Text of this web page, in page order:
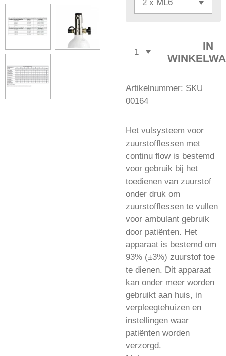
IN
Artikelnummer: SKU
00164
Het vulsysteem voor
zuurstofflessen met
continu flow is bestemd
voor gebruik bij het
toedienen van zuurstof
onder druk om
zuurstofflessen te vullen
voor ambulant gebruik
door patiënten. Het
apparaat is bestemd om
93% (±3%) zuurstof toe
te dienen. Dit apparaat
kan onder meer worden
gebruikt aan huis, in
verpleegtehuizen en
instellingen waar
patiënten worden
verzorgd.